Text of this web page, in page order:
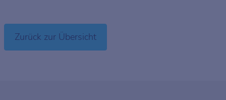
Zurück zur Übersicht